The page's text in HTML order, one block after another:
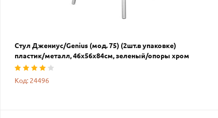
Стул Джениус/Genius (мод. 75) (2шт.в упаковке)
пластик/металл, 46x56x84cм, зеленый/опоры хром
Код: 24496